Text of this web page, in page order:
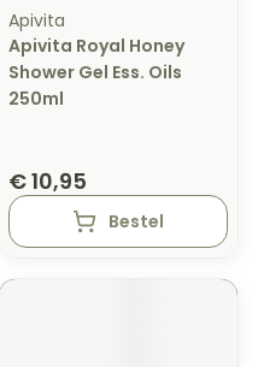
Apivita
Apivita Royal Honey
Shower Gel Ess. Oils
250ml
€ 10,95
Bestel